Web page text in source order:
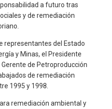
a futuro tras
y de remediación
representantes del Estado
y Minas, el Presidente
de Petroproducción
de remediación
1995 y 1998.
remediación ambiental y